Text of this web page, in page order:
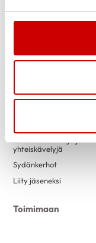
Uutiset
Toimintaa
Luennot
Jumppaa, joogaa ja
yhteiskävelyjä
Sydänkerhot
Liity jäseneksi
Toimimaan